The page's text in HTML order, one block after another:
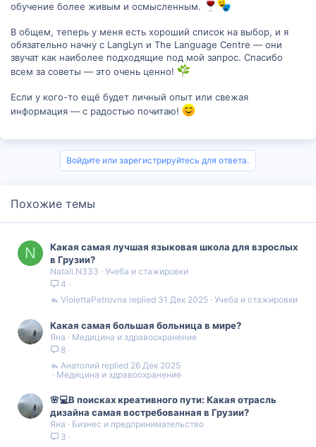
обучение более живым и осмысленным.
В общем, теперь у меня есть хороший список на выбор, и я
обязательно начну с LangLyn и The Language Centre — они
звучат как наиболее подходящие под мой запрос. Спасибо
всем за советы — это очень ценно!
Если у кого-то ещё будет личный опыт или свежая
информация — с радостью почитаю!
Войдите или зарегистрируйтесь для ответа.
Похожие темы
N
Какая самая лучшая языковая школа для взрослых
в Грузии?
Natali.N333
Учеба и стажировки
4
Учеба и стажировки
31 Дек 2025
ViolettaPetrovna
Какая самая большая больница в мире?
Яна
Медицина и здравоохранение
8
Медицина и здравоохранение
26 Дек 2025
Анатолий
🌸💻В поисках креативного пути: Какая отрасль
дизайна самая востребованная в Грузии?
Яна
Бизнес и предпринимательство
3